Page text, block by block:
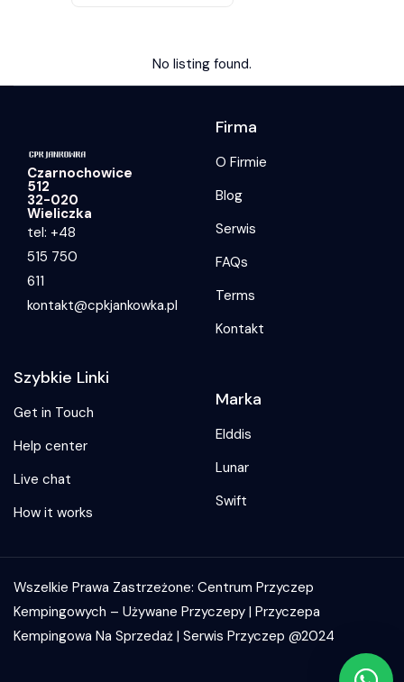
No listing found.
Czarnochowice
512
32-020
Wieliczka
tel: +48
515 750
611
kontakt@cpkjankowka.pl
Firma
O Firmie
Blog
Serwis
FAQs
Terms
Kontakt
Szybkie Linki
Get in Touch
Help center
Live chat
How it works
Marka
Elddis
Lunar
Swift
Wszelkie Prawa Zastrzeżone: Centrum Przyczep
Kempingowych – Używane Przyczepy | Przyczepa
Kempingowa Na Sprzedaż | Serwis Przyczep @2024